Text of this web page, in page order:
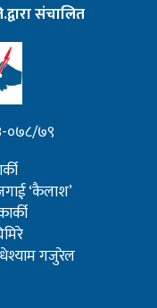
संचालित
०७८/७९
‘कैलाश’
गजुरेल